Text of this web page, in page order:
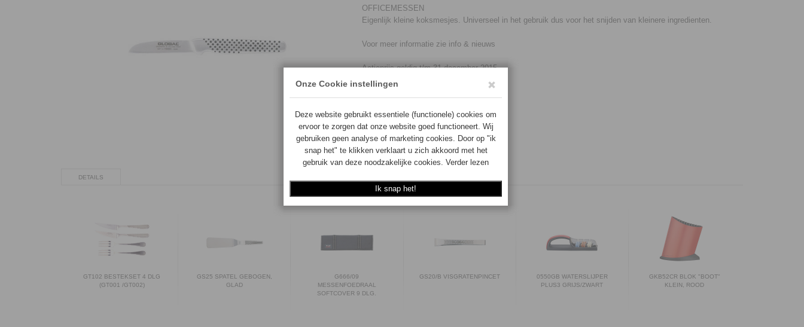
OFFICEMESSEN
Eigenlijk kleine koksmesjes. Universeel in het gebruik dus voor het snijden van kleinere ingredienten.
Voor meer informatie zie info & nieuws
Actieprijs geldig t/m 31 december 2015
Aantal:
Op voorraad
TOEVOEGEN
DETAILS
GT102 BESTEKSET 4 DLG
(GT001 /GT002)
GS25 SPATEL GEBOGEN,
GLAD
G666/09
MESSENFOEDRAAL
SOFTCOVER 9 DLG.
GS20/B VISGRATENPINCET
0550GB WATERSLIJPER
PLUS3 GRIJS/ZWART
GKB52CR BLOK "BOOT"
KLEIN, ROOD